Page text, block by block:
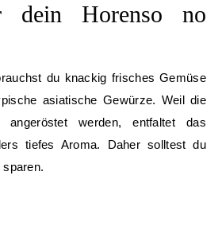
dein Horenso no
du knackig frisches Gemüse
asiatische Gewürze. Weil die
angeröstet werden, entfaltet das
tiefes Aroma. Daher solltest du
sparen.